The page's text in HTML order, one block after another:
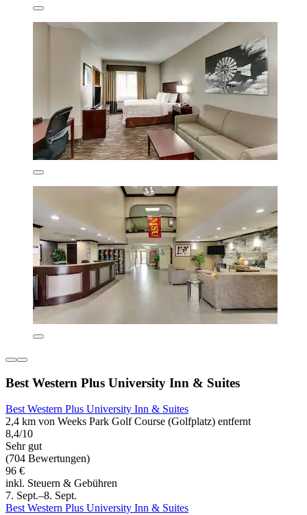
Best Western Plus University Inn & Suites
Best Western Plus University Inn & Suites
2,4 km von Weeks Park Golf Course (Golfplatz) entfernt
8,4/10
Sehr gut
(704 Bewertungen)
96 €
inkl. Steuern & Gebühren
7. Sept.–8. Sept.
Best Western Plus University Inn & Suites